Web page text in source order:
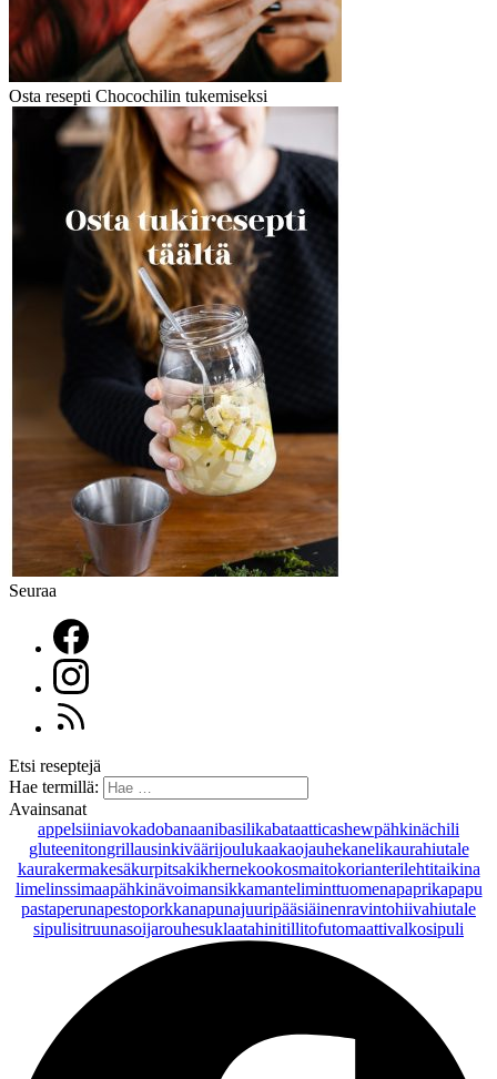
Osta resepti Chocochilin tukemiseksi
Seuraa
Etsi reseptejä
Hae termillä:
Avainsanat
appelsiiniavokadobanaanibasilikabataatticashewpähkinächili
gluteenitongrillausinkiväärijoulukaakaojauhekanelikaurahiutale
kaurakermakesäkurpitsakikhernekookosmaitokorianterilehtitaikina
limelinssimaapähkinävoimansikkamanteliminttuomenapaprikapapu
pastaperunapestoporkkanapunajuuripääsiäinenravintohiivahiutale
sipulisitruunasoijarouhesuklaatahinitillitofutomaattivalkosipuli